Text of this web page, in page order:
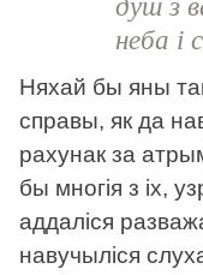
неба і
Няхай бы яны
справы, як да
рахунак за
бы многія з іх,
аддаліся
навучыліся